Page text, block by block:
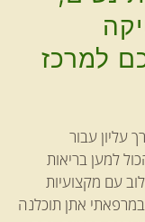
למרכז
עליון עבור
למען בריאות
עם מקצועיות
אתן תוכלנה